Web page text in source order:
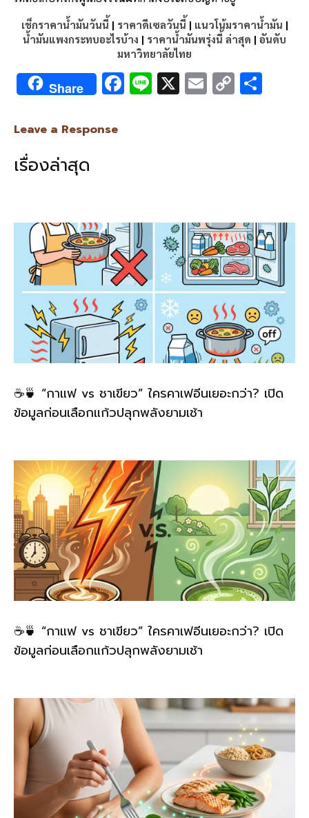
เช็กราคาน้ำมันวันนี้ | ราคาดีเซลวันนี้ | แนวโน้มราคาน้ำมัน |
น้ำมันแพงกระทบอะไรบ้าง | ราคาน้ำมันพรุ่งนี้ ล่าสุด | อันดับ
มหาวิทยาลัยไทย
Share F
k
Li X E C
Leave a Response
เรื่องล่าสุด
☕🍵 “กาแฟ vs ชาเขียว” ใครคาเฟอีนเยอะกว่า? เปิด
ข้อมูลก่อนเลือกแก้วปลุกพลังยามเช้า
☕🍵 “กาแฟ vs ชาเขียว” ใครคาเฟอีนเยอะกว่า? เปิด
ข้อมูลก่อนเลือกแก้วปลุกพลังยามเช้า